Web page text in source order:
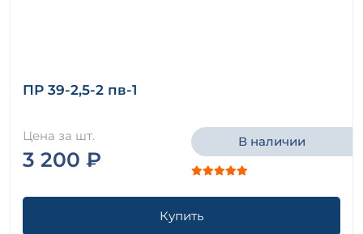
ПР 39-2,5-2 пв-1
Цена за шт.
3 200 ₽
В наличии
Купить